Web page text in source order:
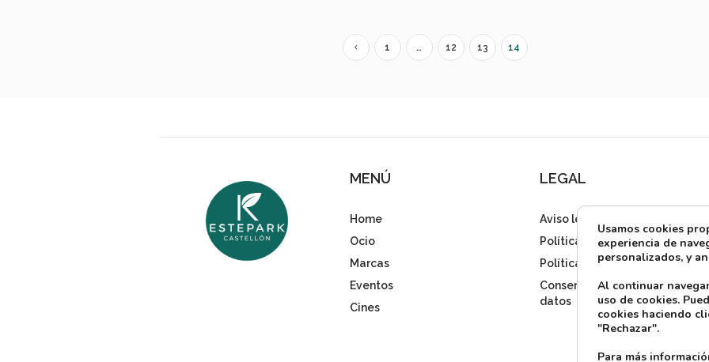
1 … 12 13 14
MENÚ
Home
Ocio
Marcas
Eventos
Cines
LEGAL
Aviso legal
Política de privacidad
Política de cookies
Consentimiento tratamiento
datos
Usamos cookies
experiencia de
personalizados, y
Al continuar
uso de cookies.
cookies haciendo
"Rechazar".
Para más